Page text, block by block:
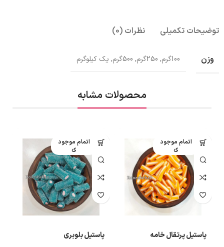
توضیحات تکمیلی نظرات (0)
وزن 100گرم, 250گرم, 500گرم, یک کیلوگرم
محصولات مشابه
اتمام موجود
ی
پاستیل پرتقال خامه
اتمام موجود
ی
پاستیل بلوبری